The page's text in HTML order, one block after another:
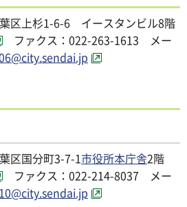
区上杉1-6-6 イースタンビル8階
ファクス：022-263-1613 メー
区国分町3-7-1市役所本庁舎2階
ファクス：022-214-8037 メー